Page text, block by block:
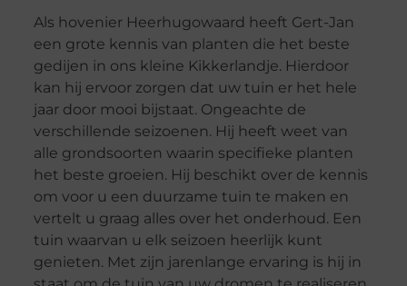
Als hovenier Heerhugowaard heeft Gert-Jan
een grote kennis van planten die het beste
gedijen in ons kleine Kikkerlandje. Hierdoor
kan hij ervoor zorgen dat uw tuin er het hele
jaar door mooi bijstaat. Ongeachte de
verschillende seizoenen. Hij heeft weet van
alle grondsoorten waarin specifieke planten
het beste groeien. Hij beschikt over de kennis
om voor u een duurzame tuin te maken en
vertelt u graag alles over het onderhoud. Een
tuin waarvan u elk seizoen heerlijk kunt
genieten. Met zijn jarenlange ervaring is hij in